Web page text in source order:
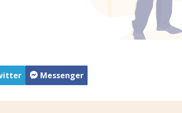
Messenger